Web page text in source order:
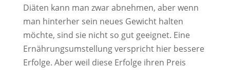
Diäten kann man zwar abnehmen, aber wenn
man hinterher sein neues Gewicht halten
möchte, sind sie nicht so gut geeignet. Eine
Ernährungsumstellung verspricht hier bessere
Erfolge. Aber weil diese Erfolge ihren Preis